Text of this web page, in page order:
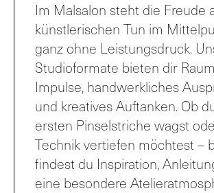
Im Malsalon steht die Freude
künstlerischen Tun im
ganz ohne Leistungsdruck.
Studioformate bieten dir
Impulse, handwerkliches
und kreatives Auftanken. Ob
ersten Pinselstriche wagst
Technik vertiefen möchtest –
findest du Inspiration,
eine besondere